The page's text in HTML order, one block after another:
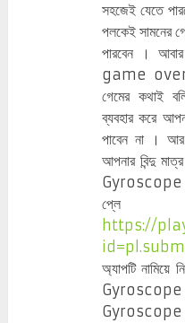
সহজেই যেতে
পলকেই সামনের
পারবেন ।
game over
গেমের কথাই
ব্যবহার করে
পাবেন না ।
আপনার বিন্দু
Gyroscope
প্লে
https://
অ্যাপটি নামিয়ে
Gyroscope
Gyroscope